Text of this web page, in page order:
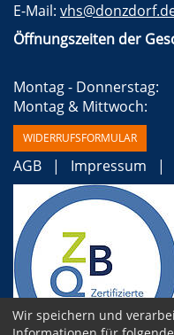
E-Mail:
Öffnungszeiten der
WIDERRUFSFORMULAR
AGB Impressum
Wir speichern und